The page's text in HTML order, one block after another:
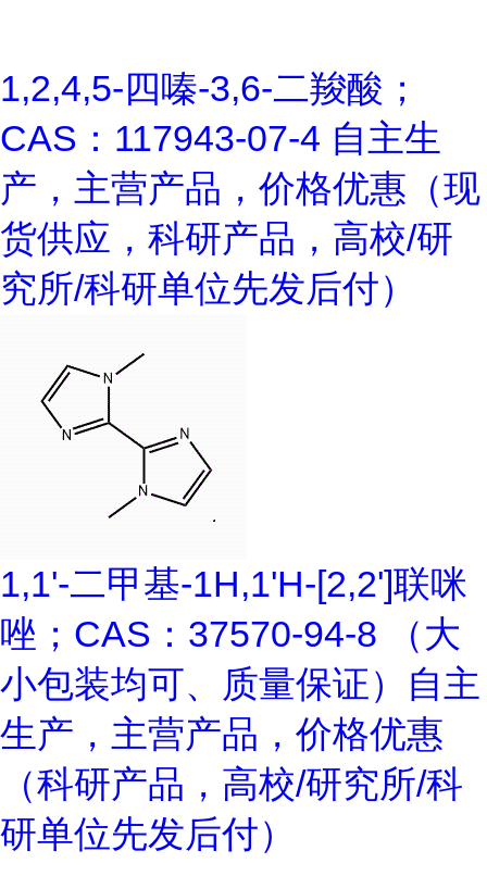
1,2,4,5-四嗪-3,6-二羧酸；
CAS：117943-07-4 自主生
产，主营产品，价格优惠（现
货供应，科研产品，高校/研
究所/科研单位先发后付）
1,1'-二甲基-1H,1'H-[2,2']联咪
唑；CAS：37570-94-8 （大
小包装均可、质量保证）自主
生产，主营产品，价格优惠
（科研产品，高校/研究所/科
研单位先发后付）